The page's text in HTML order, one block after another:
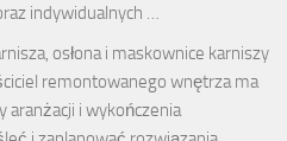
indywidualnych …
osłona i maskownice karniszy
remontowanego wnętrza ma
aranżacji i wykończenia